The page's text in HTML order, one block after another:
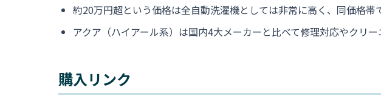
約20万円超という価格は全自動洗濯機としては非常に高く、同価格
アクア（ハイアール系）は国内4大メーカーと比べて修理対応やクリ
購入リンク